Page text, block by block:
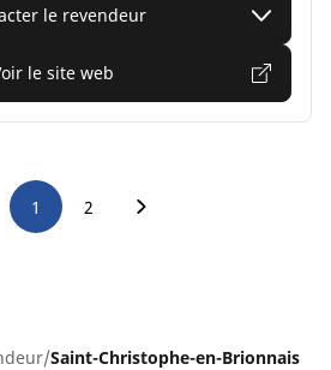
le revendeur
le site web
1 2
Saint-Christophe-en-Brionnais